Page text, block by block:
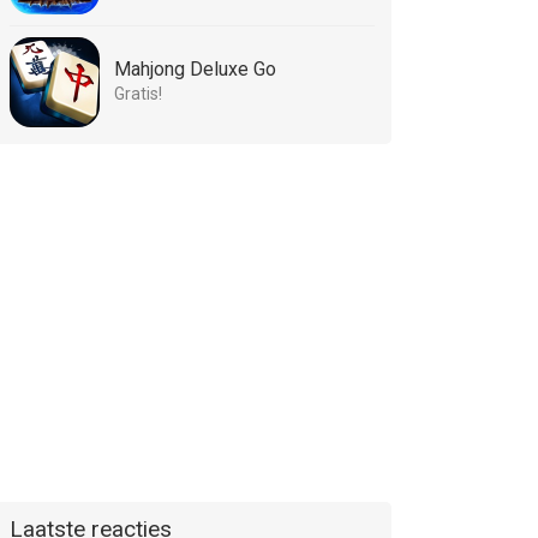
Mahjong Deluxe Go
Gratis!
Laatste reacties